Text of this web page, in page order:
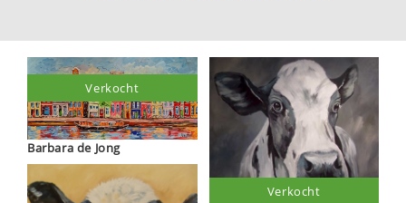
Barbara de Jong
Verkocht
Verkocht